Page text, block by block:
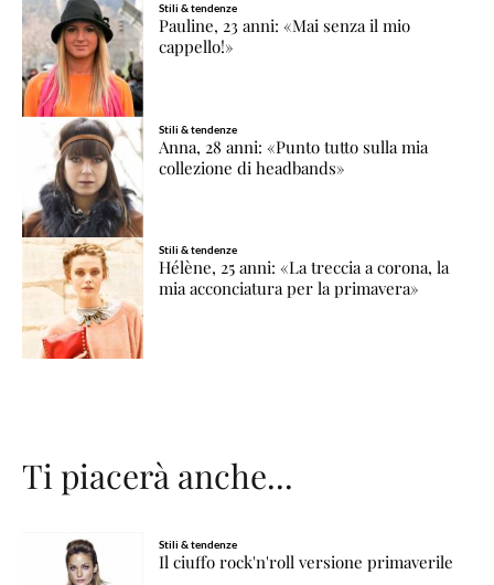
Stili & tendenze
Pauline, 23 anni: «Mai senza il mio
cappello!»
Stili & tendenze
Anna, 28 anni: «Punto tutto sulla mia
collezione di headbands»
Stili & tendenze
Hélène, 25 anni: «La treccia a corona, la
mia acconciatura per la primavera»
Ti piacerà anche...
Stili & tendenze
Il ciuffo rock'n'roll versione primaverile